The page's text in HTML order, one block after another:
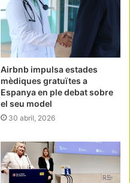
Airbnb impulsa estades
mèdiques gratuïtes a
Espanya en ple debat sobre
el seu model
30 abril, 2026